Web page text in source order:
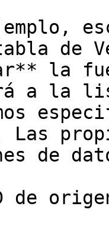
de
la
a la
Las
de
de